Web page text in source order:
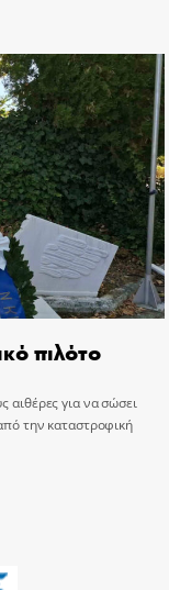
πιλότο
αιθέρες για να σώσει
την καταστροφική